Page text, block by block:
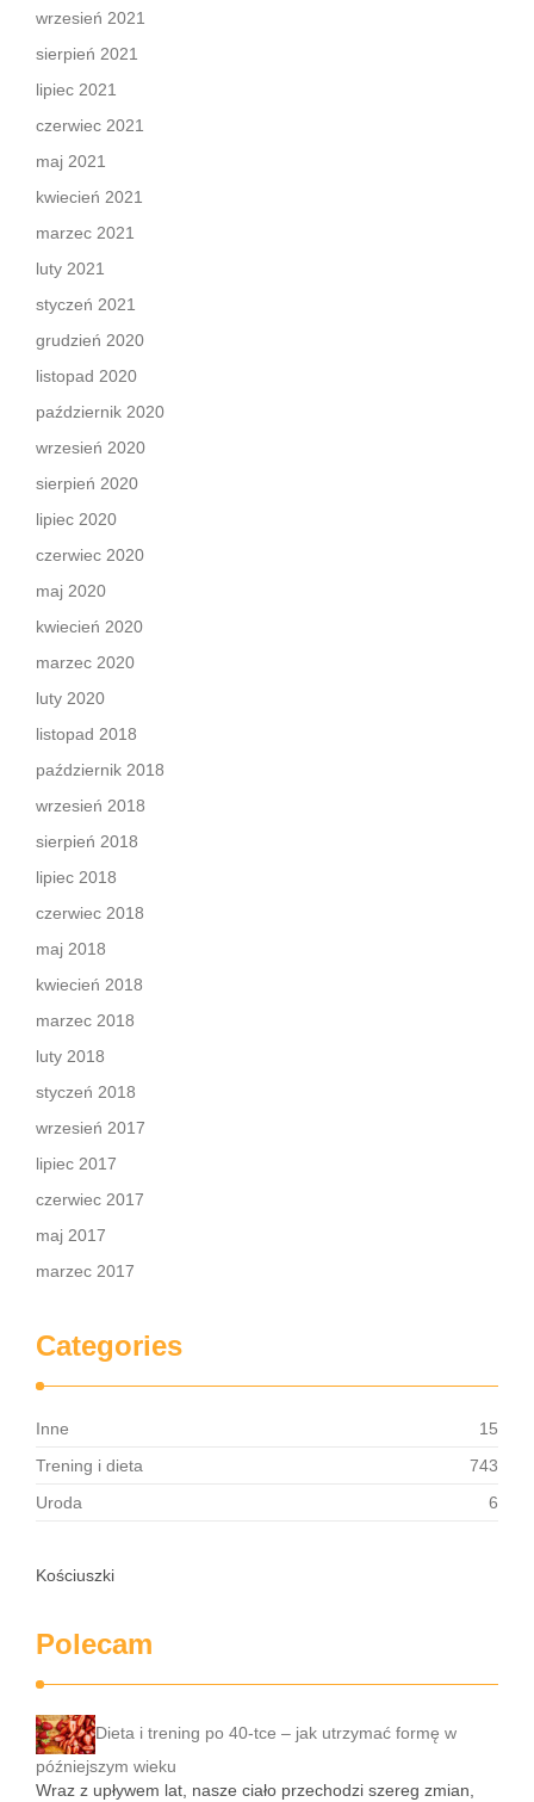
wrzesień 2021
sierpień 2021
lipiec 2021
czerwiec 2021
maj 2021
kwiecień 2021
marzec 2021
luty 2021
styczeń 2021
grudzień 2020
listopad 2020
październik 2020
wrzesień 2020
sierpień 2020
lipiec 2020
czerwiec 2020
maj 2020
kwiecień 2020
marzec 2020
luty 2020
listopad 2018
październik 2018
wrzesień 2018
sierpień 2018
lipiec 2018
czerwiec 2018
maj 2018
kwiecień 2018
marzec 2018
luty 2018
styczeń 2018
wrzesień 2017
lipiec 2017
czerwiec 2017
maj 2017
marzec 2017
Categories
Inne
15
Trening i dieta
743
Uroda
6
Kościuszki
Polecam
Dieta i trening po 40-tce – jak utrzymać formę w
późniejszym wieku
Wraz z upływem lat, nasze ciało przechodzi szereg zmian,